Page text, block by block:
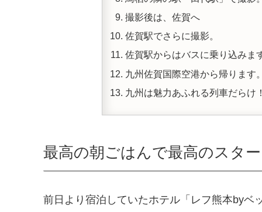
撮影後は、佐賀へ
佐賀駅でさらに撮影。
佐賀駅からはバスに乗り込みま
九州佐賀国際空港から帰ります
九州は魅力あふれる列車だらけ
最高の朝ごはんで最高のスタ
前日より宿泊していたホテル「レフ熊本byベ